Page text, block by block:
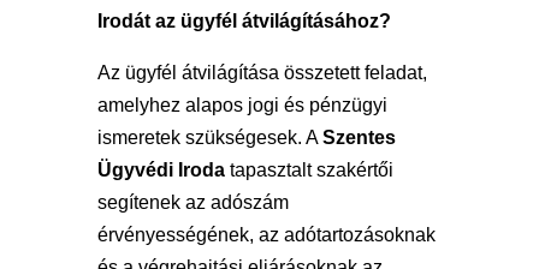
Irodát az ügyfél átvilágításához?
Az ügyfél átvilágítása összetett feladat,
amelyhez alapos jogi és pénzügyi
ismeretek szükségesek. ASzentes
Ügyvédi Irodatapasztalt szakértői
segítenek az adószám
érvényességének, az adótartozásoknak